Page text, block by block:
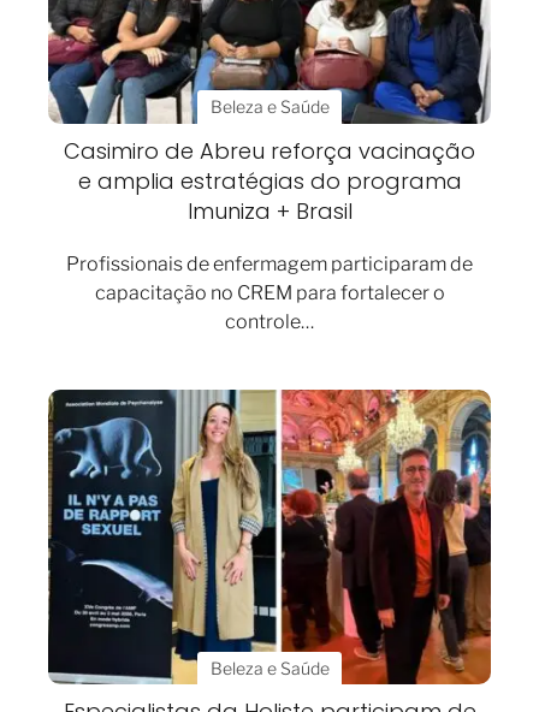
Beleza e Saúde
Casimiro de Abreu reforça vacinação
e amplia estratégias do programa
Imuniza + Brasil
Profissionais de enfermagem participaram de
capacitação no CREM para fortalecer o
controle…
Beleza e Saúde